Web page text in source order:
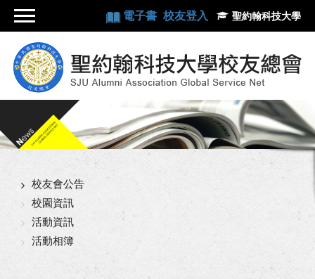
電子書 校友登入 聖約翰科技大學
校友會公告
校園資訊
活動資訊
活動相簿